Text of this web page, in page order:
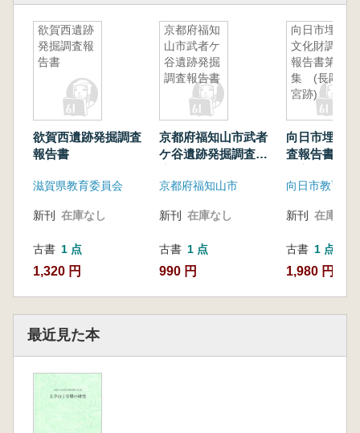
欲賀西遺跡
発掘調査報
告書
欲賀西遺跡発掘調査
報告書
滋賀県教育委員会
新刊 在庫なし
古書 1 点
1,320 円
京都府福知
山市武者ケ
谷遺跡発掘
調査報告書
京都府福知山市武者
ケ谷遺跡発掘調査報
京都府福知山市
新刊 在庫なし
古書 1 点
990 円
向日市埋蔵
文化財調査
報告書第27
集 (長岡
宮跡)
向日市埋蔵
査報告書第
向日市教育委
新刊 在庫なし
古書 1 点
1,980 円
最近見た本